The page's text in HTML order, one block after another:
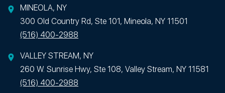
MINEOLA, NY
300 Old Country Rd, Ste 101, Mineola, NY 11501
(516) 400-2988
VALLEY STREAM, NY
260 W. Sunrise Hwy, Ste 108, Valley Stream, NY 11581
(516) 400-2988